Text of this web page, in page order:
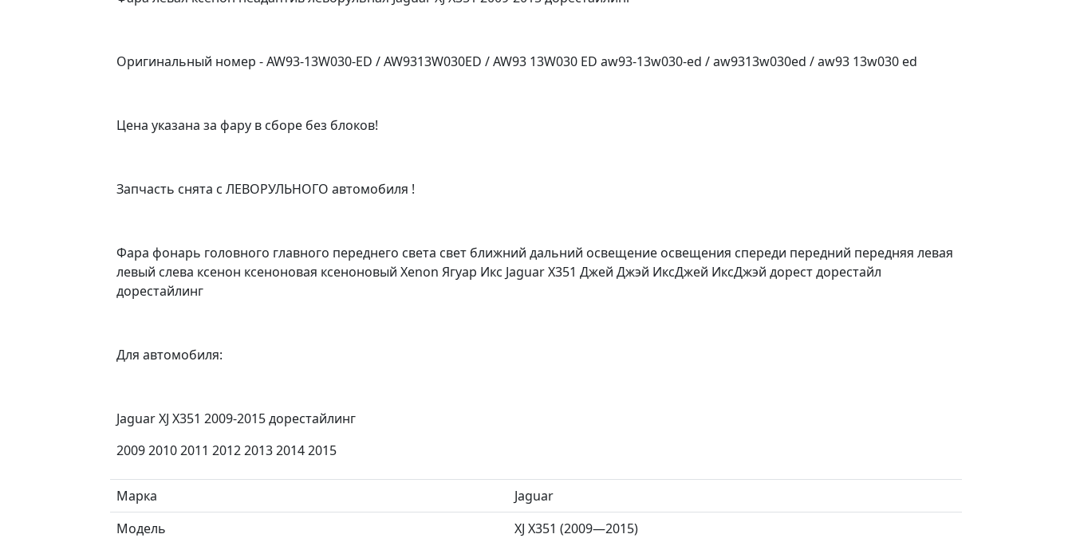
Оригинальный номер - AW93-13W030-ED / AW9313W030ED / AW93 13W030 ED aw93-13w030-ed / aw9313w030ed / aw93 13w030 ed
Цена указана за фару в сборе без блоков!
Запчасть снята с ЛЕВОРУЛЬНОГО автомобиля !
Фара фонарь головного главного переднего света свет ближний дальний освещение освещения спереди передний передняя левая
левый слева ксенон ксеноновая ксеноновый Xenon Ягуар Икс Jaguar X351 Джей Джэй ИксДжей ИксДжэй дорест дорестайл
дорестайлинг
Для aвтoмобиля:
Jaguar XJ X351 2009-2015 дорестайлинг
2009 2010 2011 2012 2013 2014 2015
Марка
Jaguar
Модель
XJ X351 (2009—2015)